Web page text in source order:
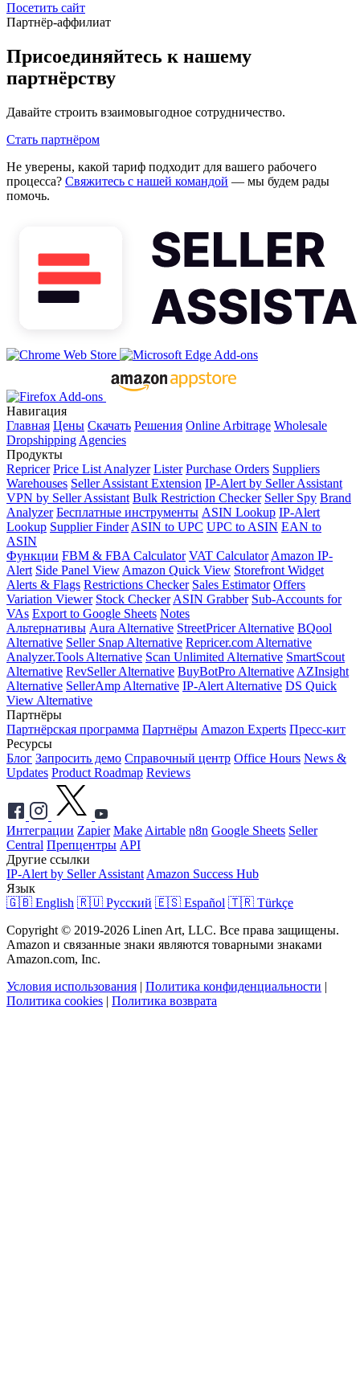
Посетить сайт
Партнёр-аффилиат
Присоединяйтесь к нашему
партнёрству
Давайте строить взаимовыгодное сотрудничество.
Стать партнёром
Не уверены, какой тариф подходит для вашего рабочего
процесса? Свяжитесь с нашей командой — мы будем рады
помочь.
Навигация
Главная Цены Скачать Решения Online Arbitrage Wholesale
Dropshipping Agencies
Продукты
Repricer Price List Analyzer Lister Purchase Orders Suppliers
Warehouses Seller Assistant Extension IP-Alert by Seller Assistant
VPN by Seller Assistant Bulk Restriction Checker Seller Spy Brand
Analyzer Бесплатные инструменты ASIN Lookup IP-Alert
Lookup Supplier Finder ASIN to UPC UPC to ASIN EAN to
ASIN
Функции FBM & FBA Calculator VAT Calculator Amazon IP-
Alert Side Panel View Amazon Quick View Storefront Widget
Alerts & Flags Restrictions Checker Sales Estimator Offers
Variation Viewer Stock Checker ASIN Grabber Sub-Accounts for
VAs Export to Google Sheets Notes
Альтернативы Aura Alternative StreetPricer Alternative BQool
Alternative Seller Snap Alternative Repricer.com Alternative
Analyzer.Tools Alternative Scan Unlimited Alternative SmartScout
Alternative RevSeller Alternative BuyBotPro Alternative AZInsight
Alternative SellerAmp Alternative IP-Alert Alternative DS Quick
View Alternative
Партнёры
Партнёрская программа Партнёры Amazon Experts Пресс-кит
Ресурсы
Блог Запросить демо Справочный центр Office Hours News &
Updates Product Roadmap Reviews
Интеграции Zapier Make Airtable n8n Google Sheets Seller
Central Препцентры API
Другие ссылки
IP-Alert by Seller Assistant Amazon Success Hub
Язык
🇬🇧 English 🇷🇺 Русский 🇪🇸 Español 🇹🇷 Türkçe
Copyright © 2019-2026 Linen Art, LLC. Все права защищены.
Amazon и связанные знаки являются товарными знаками
Amazon.com, Inc.
Условия использования | Политика конфиденциальности |
Политика cookies | Политика возврата